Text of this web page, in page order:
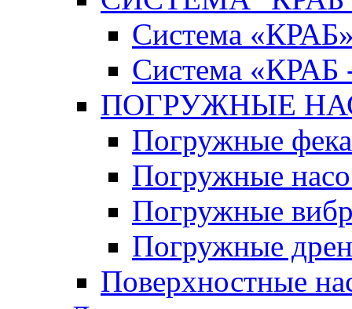
Система
Система «КРАБ
ПОГРУЖНЫЕ
Погружные
Погружные
Погружные
Погружные
Поверхностные